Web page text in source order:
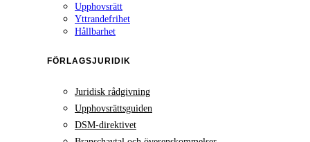
Upphovsrätt
Yttrandefrihet
Hållbarhet
FÖRLAGSJURIDIK
Juridisk rådgivning
Upphovsrättsguiden
DSM-direktivet